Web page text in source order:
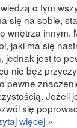
o tym
się na sobie,
wnętrza innym.
jaki ma się
jednak jest to
nie bez
pewne
Jeżeli
się
więcej »